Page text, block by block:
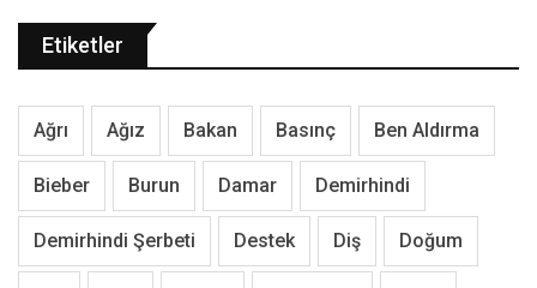
Etiketler
Ağrı Ağız Bakan Basınç Ben Aldırma
Bieber Burun Damar Demirhindi
Demirhindi Şerbeti Destek Diş Doğum